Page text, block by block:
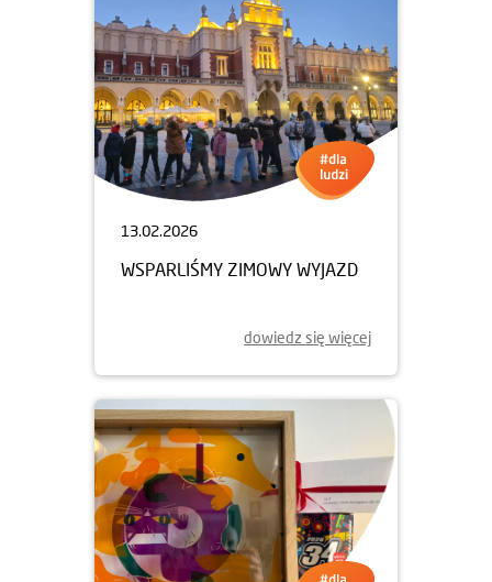
13.02.2026
WSPARLIŚMY ZIMOWY WYJAZD
dowiedz się więcej